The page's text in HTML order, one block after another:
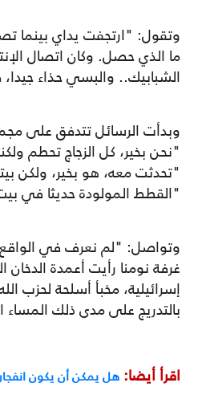
وتقول: "ارتجفت يداي بينما
ما الذي حصل. وكان اتصال
الشبابيك.. والبسي حذاء
وبدأت الرسائل تتدفق على
"نحن بخير، كل الزجاج تحطم
"تحدثت معه، هو بخير، ولكن
"القطط المولودة حديثا في
وتواصل: "لم نعرف في الواقع
غرفة نومنا رأيت أعمدة
إسرائيلية، مخبأ أسلحة لحزب
بالتدريج على مدى ذلك المساء
اقرأ أيضا: هل يمكن أن يكون